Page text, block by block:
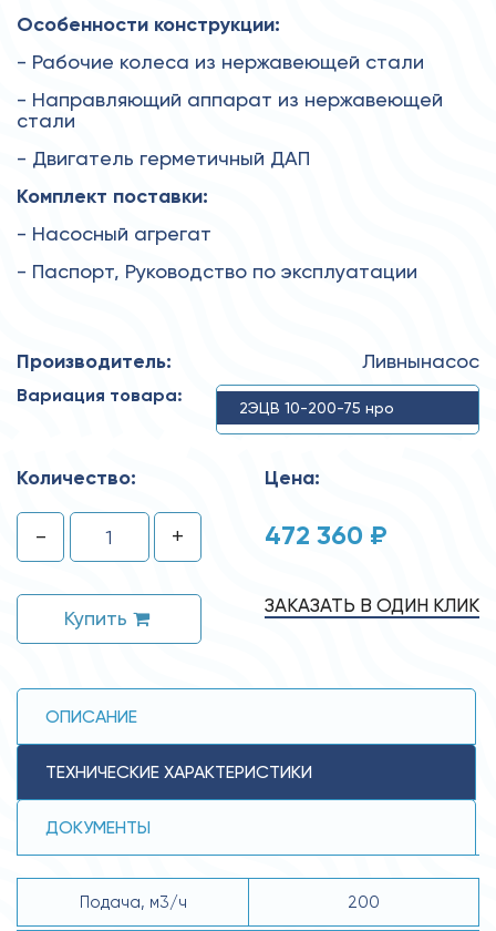
Особенности конструкции:
- Рабочие колеса из нержавеющей стали
- Направляющий аппарат из нержавеющей
стали
- Двигатель герметичный ДАП
Комплект поставки:
- Насосный агрегат
- Паспорт, Руководство по эксплуатации
Производитель: Ливнынасос
Вариация товара:
2ЭЦВ 10-200-75 нро
Количество:
- +
Купить
Цена:
472 360 ₽
ЗАКАЗАТЬ В ОДИН КЛИК
ОПИСАНИЕ
ТЕХНИЧЕСКИЕ ХАРАКТЕРИСТИКИ
ДОКУМЕНТЫ
Подача, м3/ч 200